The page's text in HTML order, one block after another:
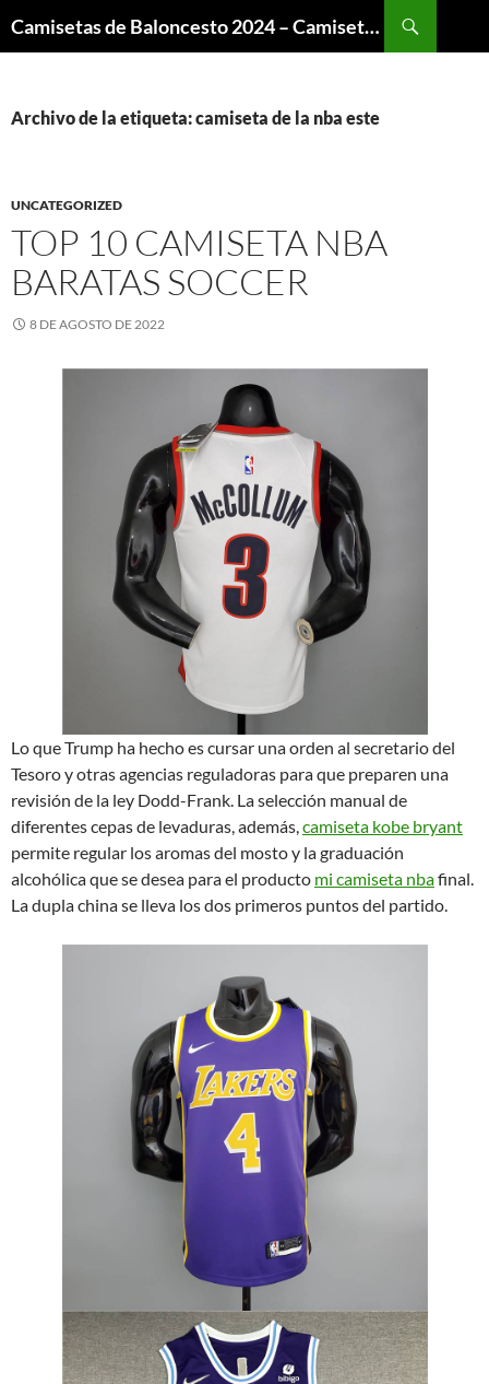
Camisetas de Baloncesto 2024 – Camisetas NBA
Archivo de la etiqueta: camiseta de la nba este
UNCATEGORIZED
TOP 10 CAMISETA NBA
BARATAS SOCCER
8 DE AGOSTO DE 2022
Lo que Trump ha hecho es cursar una orden al secretario del
Tesoro y otras agencias reguladoras para que preparen una
revisión de la ley Dodd-Frank. La selección manual de
diferentes cepas de levaduras, además,camiseta kobe bryant
permite regular los aromas del mosto y la graduación
alcohólica que se desea para el producto mi camiseta nbafinal.
La dupla china se lleva los dos primeros puntos del partido.